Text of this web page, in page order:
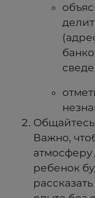
Важно,
ребенок